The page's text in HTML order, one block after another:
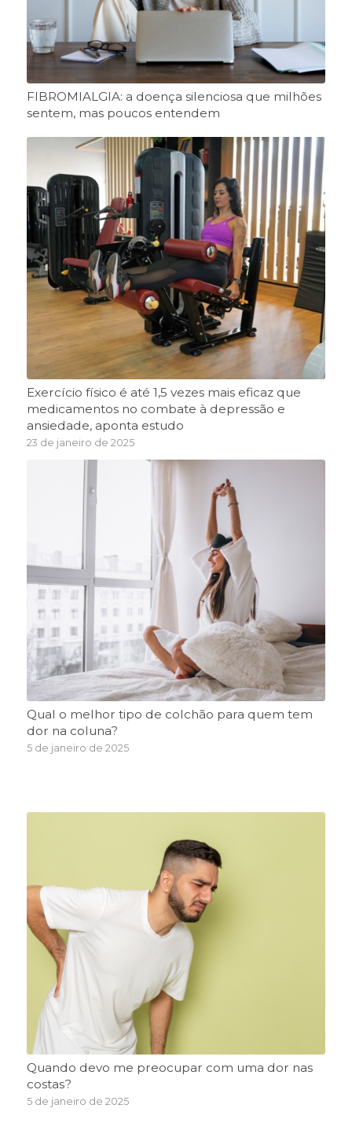
FIBROMIALGIA: a doença silenciosa que milhões
sentem, mas poucos entendem
Exercício físico é até 1,5 vezes mais eficaz que
medicamentos no combate à depressão e
ansiedade, aponta estudo
23 de janeiro de 2025
Qual o melhor tipo de colchão para quem tem
dor na coluna?
5 de janeiro de 2025
Quando devo me preocupar com uma dor nas
costas?
5 de janeiro de 2025